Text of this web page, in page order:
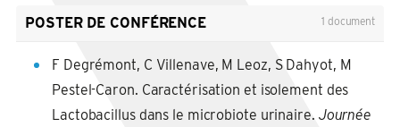
POSTER DE CONFÉRENCE 1 document
F Degrémont, C Villenave, M Leoz, S Dahyot, M
Pestel-Caron. Caractérisation et isolement des
Lactobacillus dans le microbiote urinaire. Journée